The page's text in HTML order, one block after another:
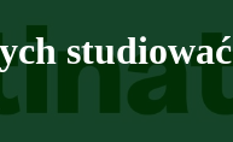
studiować